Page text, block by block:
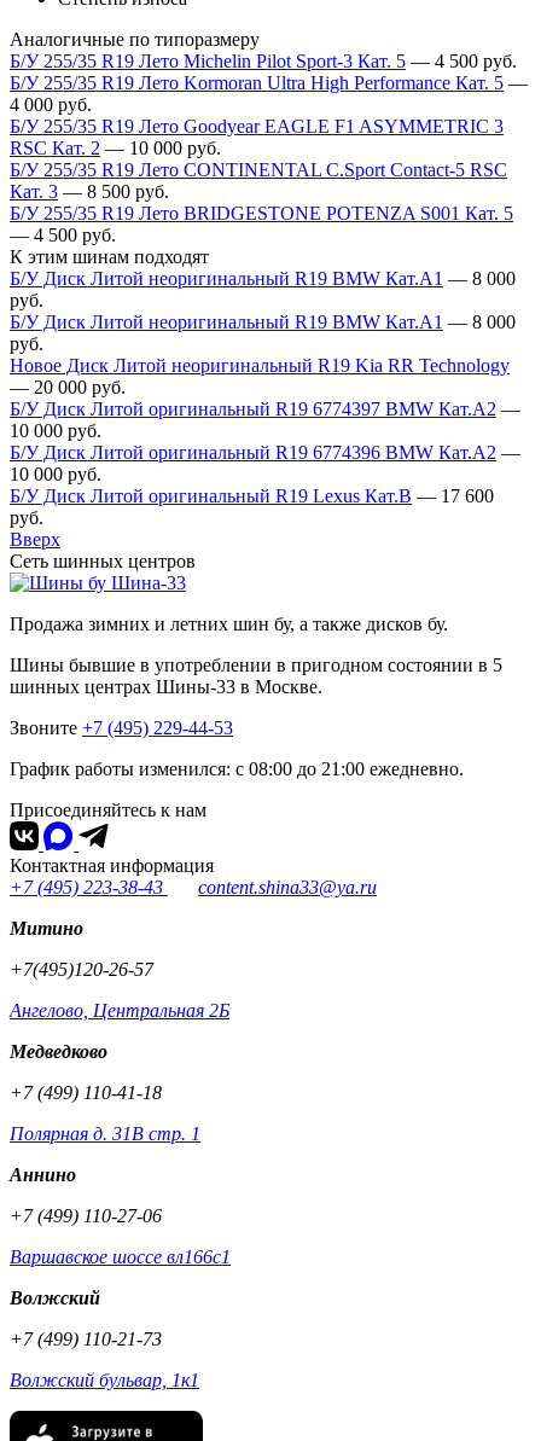
Аналогичные по типоразмеру
Б/У 255/35 R19 Лето Michelin Pilot Sport-3 Кат. 5 — 4 500 руб.
Б/У 255/35 R19 Лето Kormoran Ultra High Performance Кат. 5 —
4 000 руб.
Б/У 255/35 R19 Лето Goodyear EAGLE F1 ASYMMETRIC 3
RSC Кат. 2 — 10 000 руб.
Б/У 255/35 R19 Лето CONTINENTAL C.Sport Contact-5 RSC
Кат. 3 — 8 500 руб.
Б/У 255/35 R19 Лето BRIDGESTONE POTENZA S001 Кат. 5
— 4 500 руб.
К этим шинам подходят
Б/У Диск Литой неоригинальный R19 BMW Кат.А1 — 8 000
руб.
Б/У Диск Литой неоригинальный R19 BMW Кат.А1 — 8 000
руб.
Новое Диск Литой неоригинальный R19 Kia RR Technology
— 20 000 руб.
Б/У Диск Литой оригинальный R19 6774397 BMW Кат.А2 —
10 000 руб.
Б/У Диск Литой оригинальный R19 6774396 BMW Кат.А2 —
10 000 руб.
Б/У Диск Литой оригинальный R19 Lexus Кат.В — 17 600
руб.
Вверх
Сеть шинных центров
Шина-33
Продажа зимних и летних шин бу, а также дисков бу.
Шины бывшие в употреблении в пригодном состоянии в 5
шинных центрах Шины-33 в Москве.
Звоните +7 (495) 229-44-53
График работы изменился: с 08:00 до 21:00 ежедневно.
Присоединяйтесь к нам
Контактная информация
+7 (495) 223-38-43
content.shina33@ya.ru
Митино
+7(495)120-26-57
Ангелово, Центральная 2Б
Медведково
+7 (499) 110-41-18
Полярная д. 31В стр. 1
Аннино
+7 (499) 110-27-06
Варшавское шоссе вл166с1
Волжский
+7 (499) 110-21-73
Волжский бульвар, 1к1